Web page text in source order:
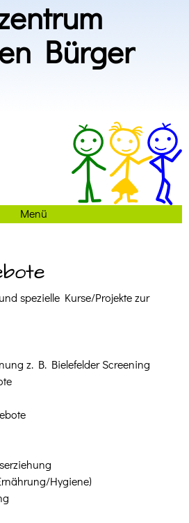
Bürger
Menü
spezielle Kurse/Projekte zur
z. B. Bielefelder Screening
Hygiene)